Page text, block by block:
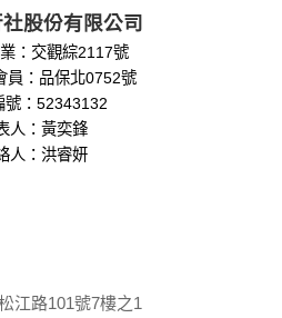
會取得您的姓名、電話、住址、
日期、性別、行業等相關資料，
們的服務後，我們即取得您的資
姓名、電話、住址、身份證字
別、行業等相關資料，當您註冊
後，本網站即取得您的資料。
網瀏覽或查詢時，伺服器自行產
紀錄等。本網站會對個別連線者
者瀏覽器在本網站內部所瀏覽的
人資料，否則本網站不會也無法
意，在本網站網刊登廣告之廠
蒐集您個人的資料。對於您主動
股份有限公司
：交觀綜2117號
員：品保北0752號
號：52343132
人：黃奕鋒
人：洪睿妍
江路101號7樓之1